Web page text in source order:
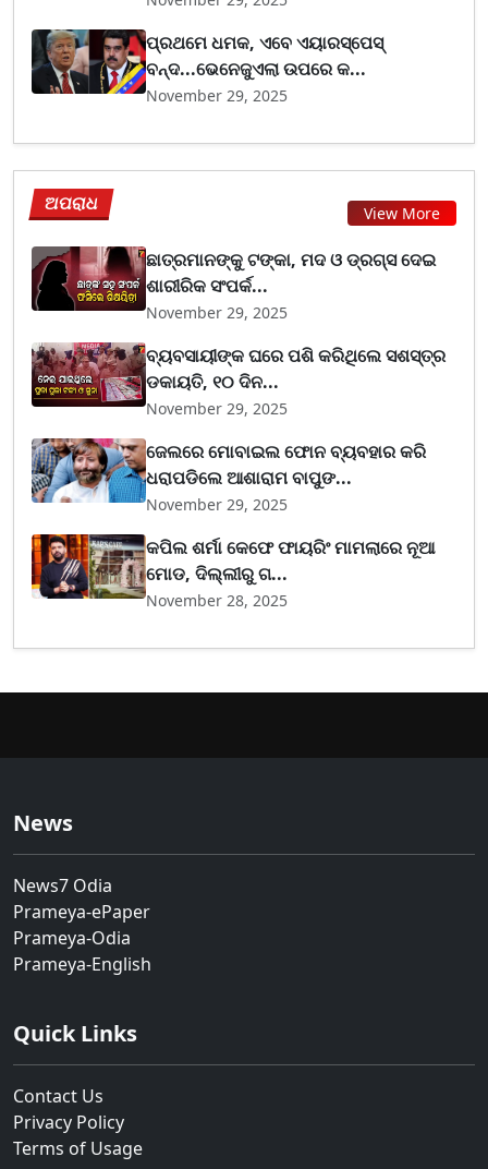
ପ୍ରଥମେ ଧମକ, ଏବେ ଏୟାରସ୍ପେସ୍
ବନ୍ଦ...ଭେନେଜୁଏଲା ଉପରେ କ...
November 29, 2025
ଅପରାଧ View More
ଛାତ୍ରମାନଙ୍କୁ ଟଙ୍କା, ମଦ ଓ ଡ୍ରଗ୍ସ ଦେଇ
ଶାରୀରିକ ସଂପର୍କ...
November 29, 2025
ବ୍ୟବସାୟୀଙ୍କ ଘରେ ପଶି କରିଥିଲେ ସଶସ୍ତ୍ର
ଡକାୟତି, ୧୦ ଦିନ...
November 29, 2025
ଜେଲରେ ମୋବାଇଲ ଫୋନ ବ୍ୟବହାର କରି
ଧରାପଡିଲେ ଆଶାରାମ ବାପୁଙ...
November 29, 2025
କପିଲ ଶର୍ମା କେଫେ ଫାୟରିଂ ମାମଲାରେ ନୂଆ
ମୋଡ, ଦିଲ୍ଲୀରୁ ଗ...
November 28, 2025
News
News7 Odia
Prameya-ePaper
Prameya-Odia
Prameya-English
Quick Links
Contact Us
Privacy Policy
Terms of Usage